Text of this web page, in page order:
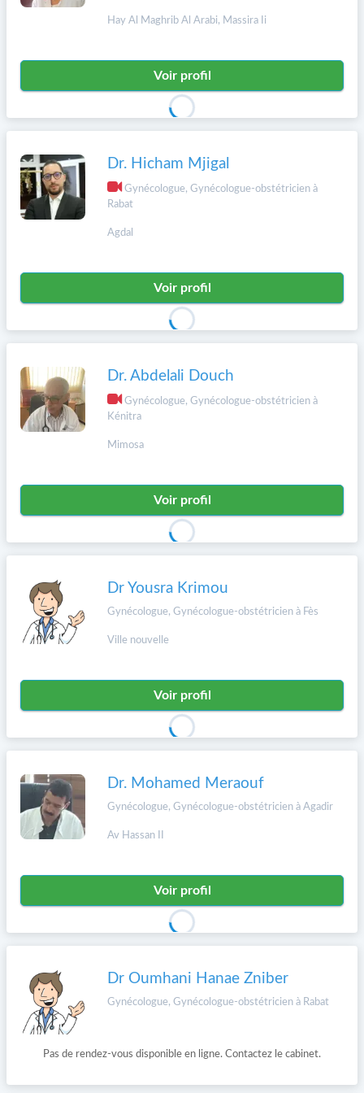
Hay Al Maghrib Al Arabi, Massira Ii
Voir profil
Dr. Hicham Mjigal
Gynécologue, Gynécologue-obstétricien à
Rabat
Agdal
Voir profil
Dr. Abdelali Douch
Gynécologue, Gynécologue-obstétricien à
Kénitra
Mimosa
Voir profil
Dr Yousra Krimou
Gynécologue, Gynécologue-obstétricien à Fès
Ville nouvelle
Voir profil
Dr. Mohamed Meraouf
Gynécologue, Gynécologue-obstétricien à Agadir
Av Hassan II
Voir profil
Dr Oumhani Hanae Zniber
Gynécologue, Gynécologue-obstétricien à Rabat
Pas de rendez-vous disponible en ligne. Contactez le cabinet.